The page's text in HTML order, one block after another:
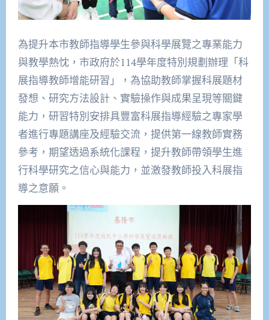
為提升本市教師指導學生參與科學展覽之專業能力
與教學熱忱，市政府於114學年度特別規劃辦理「科
展指導教師增能研習」，為協助教師掌握科展題材
發想、研究方法設計、實驗操作與成果呈現等關鍵
能力，研習特別安排具豐富科展指導經驗之專家學
者進行專題講座及經驗交流，提供第一線教師實務
參考，期望透過系統化課程，提升教師帶領學生進
行科學研究之信心與能力，並激發教師投入科展指
導之意願。